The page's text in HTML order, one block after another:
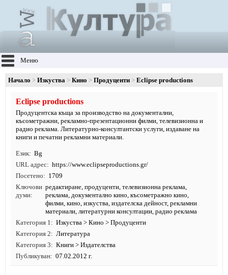
Меню
Начало Изкуства Кино Продуценти Eclipse productions
Eclipse productions
Продуцентска къща за производство на документални,
късометражни, рекламно-презентационни филми, телевизионна и
радио реклама. Литературно-консултантски услуги, издаване на
книги и печатни рекламни материали.
Език
Bg
URL адрес
https://www.eclipseproductions.gr/
Посетено
1709
Ключови
думи
редактиране, продуценти, телевизионна реклама,
реклама, документално кино, късометражно кино,
филми, кино, изкуства, издателска дейност, рекламни
материали, литературни консултации, радио реклама
Категория 1
Изкуства > Кино > Продуценти
Категория 2
Литература
Категория 3
Книги > Издателства
Публикуван
07.02.2012 г.